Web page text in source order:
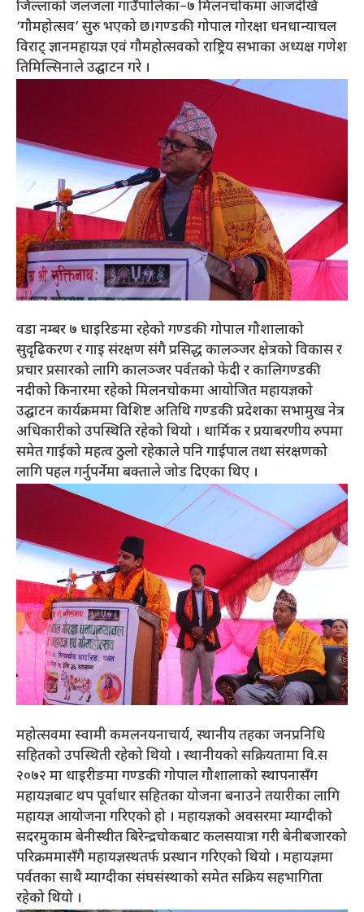
जिल्लाको जलजला गाउँपालिका–७ मिलनचोकमा आजदेखि
‘गौमहोत्सव’ सुरु भएको छ।गण्डकी गोपाल गोरक्षा धनधान्याचल
विराट् ज्ञानमहायज्ञ एवं गौमहोत्सवको राष्ट्रिय सभाका अध्यक्ष गणेश
तिमिल्सिनाले उद्घाटन गरे ।
वडा नम्बर ७ धाइरिङमा रहेको गण्डकी गोपाल गौशालाको
सुदृढिकरण र गाइ संरक्षण संगै प्रसिद्ध कालञ्जर क्षेत्रको विकास र
प्रचार प्रसारको लागि कालञ्जर पर्वतको फेदी र कालिगण्डकी
नदीको किनारमा रहेको मिलनचोकमा आयोजित महायज्ञको
उद्घाटन कार्यक्रममा विशिष्ट अतिथि गण्डकी प्रदेशका सभामुख नेत्र
अधिकारीको उपस्थिति रहेको थियो । धार्मिक र प्रयाबरणीय रुपमा
समेत गाईको महत्व ठुलो रहेकाले पनि गाईपाल तथा संरक्षणको
लागि पहल गर्नुपर्नेमा बक्ताले जोड दिएका थिए ।
महोत्सवमा स्वामी कमलनयनाचार्य, स्थानीय तहका जनप्रनिधि
सहितको उपस्थिती रहेको थियो । स्थानीयको सक्रियतामा वि.स
२०७२ मा धाइरीङमा गण्डकी गोपाल गौशालाको स्थापनासँग
महायज्ञबाट थप पूर्वाधार सहितका योजना बनाउने तयारीका लागि
महायज्ञ आयोजना गरिएको हो । महायज्ञको अवसरमा म्याग्दीको
सदरमुकाम बेनीस्थीत बिरेन्द्रचोकबाट कलसयात्रा गरी बेनीबजारको
परिक्रममासँगै महायज्ञस्थतर्फ प्रस्थान गरिएको थियो । महायज्ञमा
पर्वतका साथै म्याग्दीका संघसंस्थाको समेत सक्रिय सहभागिता
रहेको थियो ।